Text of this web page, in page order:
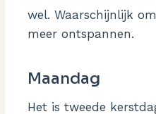
wel. Waarschijnlijk
meer ontspannen.
Maandag
Het is tweede